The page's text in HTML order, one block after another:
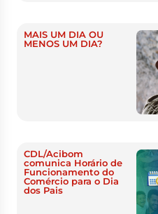
MAIS UM DIA OU
MENOS UM DIA?
CDL/Acibom
comunica Horário de
Funcionamento do
Comércio para o Dia
dos Pais